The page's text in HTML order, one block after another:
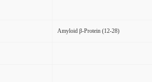
Amyloid β-Protein (12-28)